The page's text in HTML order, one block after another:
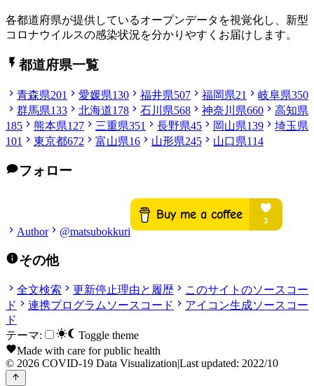
各都道府県が提供しているオープンデータを視覚化し、新型
コロナウイルスの感染状況を分かりやすくお届けします。
都道府県一覧
青森県201 愛媛県130 福井県507 福岡県21 岐阜県350
群馬県133 北海道178 石川県568 神奈川県660
高知県
185
熊本県127 三重県351 長野県45 岡山県139
埼玉県
101
東京都672 富山県16 山形県245 山口県114
フォロー
Author @matsubokkuri
その他
全文検索 更新停止理由と履歴
このサイトのソースコー
ド
連携プログラムソースコード
アイコン生成ソースコー
ド
テーマ:
Toggle theme
Made with care for public health
© 2026 COVID-19 Data Visualization|Last updated: 2022/10